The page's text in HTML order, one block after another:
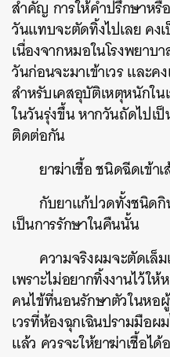
สำคัญ การให้คำปรึกษาห
วันแทบจะตัดทิ้งไปเลย คง
เนื่องจากหมอในโรงพยา
วันก่อนจะมาเข้าเวร และค
สำหรับเคสอุบัติเหตุหนักใน
ในวันรุ่งขึ้น หากวันถัดไปเ
ติดต่อกัน
ยาฆ่าเชื้อ ชนิดฉีดเข้า
กับยาแก้ปวดทั้งชนิดกิ
เป็นการรักษาในคืนนั้น
ความจริงผมจะตัดเล็
เพราะไม่อยากทิ้งงานไว้ใ
คนไข้ที่นอนรักษาตัวในหอ
เวรที่ห้องฉุกเฉินปรามมือ
แล้ว ควรจะให้ยาฆ่าเชื้อไ